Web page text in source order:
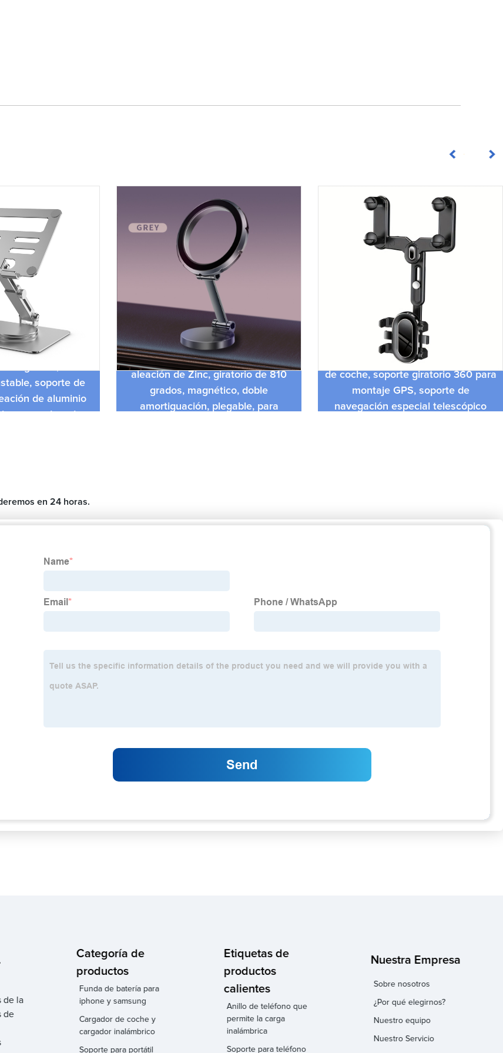
para tableta
soporte de
de aluminio
para ordenador
Soporte para teléfono móvil de
aleación de Zinc, giratorio de 810
grados, magnético, doble
amortiguación, plegable, para
Soporte giratorio para teléfono móvil
de coche, soporte giratorio 360 para
montaje GPS, soporte de
navegación especial telescópico
en 24 horas.
de la
de
Categoría de
productos
Funda de batería para
iphone y samsung
Cargador de coche y
cargador inalámbrico
Soporte para portátil
Etiquetas de
productos
calientes
Anillo de teléfono que
permite la carga
inalámbrica
Soporte para teléfono
Nuestra Empresa
Sobre nosotros
¿Por qué elegirnos?
Nuestro equipo
Nuestro Servicio